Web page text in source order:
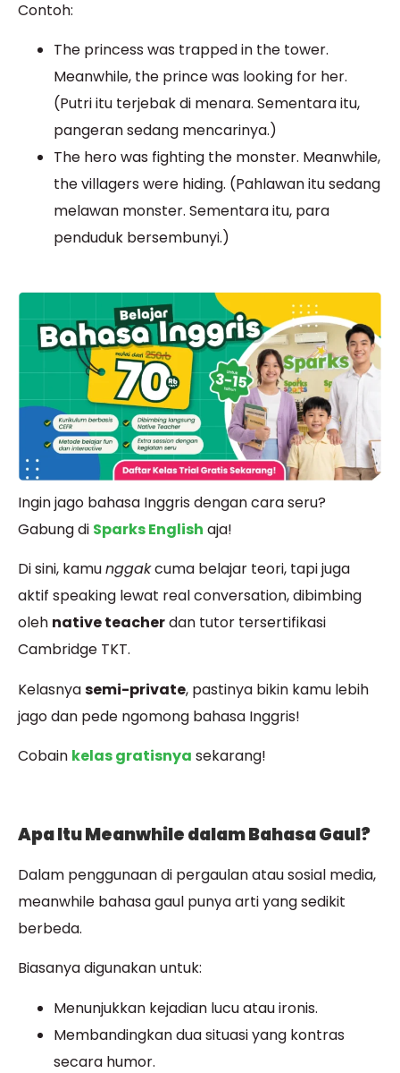
Contoh:
The princess was trapped in the tower.
Meanwhile, the prince was looking for her.
(Putri itu terjebak di menara. Sementara itu,
pangeran sedang mencarinya.)
The hero was fighting the monster. Meanwhile,
the villagers were hiding. (Pahlawan itu sedang
melawan monster. Sementara itu, para
penduduk bersembunyi.)
Ingin jago bahasa Inggris dengan cara seru?
Gabung di Sparks English aja!
Di sini, kamunggakcuma belajar teori, tapi juga
aktif speaking lewat real conversation, dibimbing
oleh native teacherdan tutor tersertifikasi
Cambridge TKT.
Kelasnyasemi-private, pastinya bikin kamu lebih
jago dan pede ngomong bahasa Inggris!
Cobain kelas gratisnya sekarang!
Apa Itu Meanwhile dalam Bahasa Gaul?
Dalam penggunaan di pergaulan atau sosial media,
meanwhile bahasa gaul punya arti yang sedikit
berbeda.
Biasanya digunakan untuk:
Menunjukkan kejadian lucu atau ironis.
Membandingkan dua situasi yang kontras
secara humor.